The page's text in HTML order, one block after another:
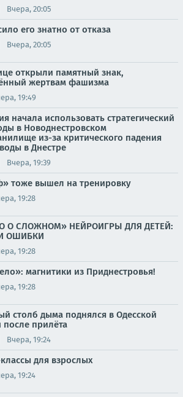
Вчера, 20:05
его знатно от отказа
Вчера, 20:05
открыли памятный знак,
жертвам фашизма
19:49
начала использовать стратегический
в Новоднестровском
из-за критического падения
в Днестре
Вчера, 19:39
тоже вышел на тренировку
19:28
О СЛОЖНОМ» НЕЙРОИГРЫ ДЛЯ ДЕТЕЙ:
ОШИБКИ
19:28
магнитики из Приднестровья!
19:28
столб дыма поднялся в Одесской
после прилёта
Вчера, 19:24
для взрослых
19:24